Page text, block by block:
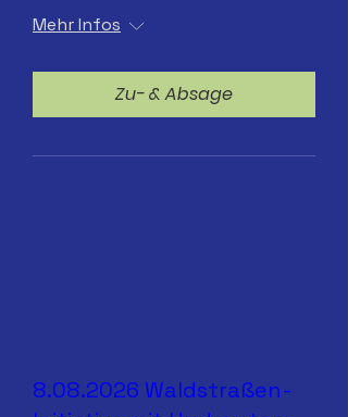
Mehr Infos
Zu- & Absage
8.08.2026 Waldstraßen-